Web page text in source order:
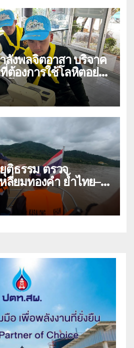
งพลจิตอาสา บริจาค
ต้องการใช้โลหิตอย่าง
โอกาสวันเฉลิม
74 พรรษา และถวาย
ลแด่พระบาทสมเด็จ
ติธรรม ตรวจ
ลี่ยมทองคำ ย้ำไทย–
กัดยาเสพติด